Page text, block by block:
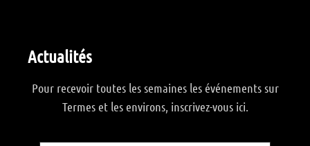
Actualités
Pour recevoir toutes les semaines les événements sur
Termes et les environs, inscrivez-vous ici.